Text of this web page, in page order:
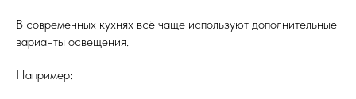
В современных кухнях всё чаще используют дополнительные
варианты освещения.
Например: